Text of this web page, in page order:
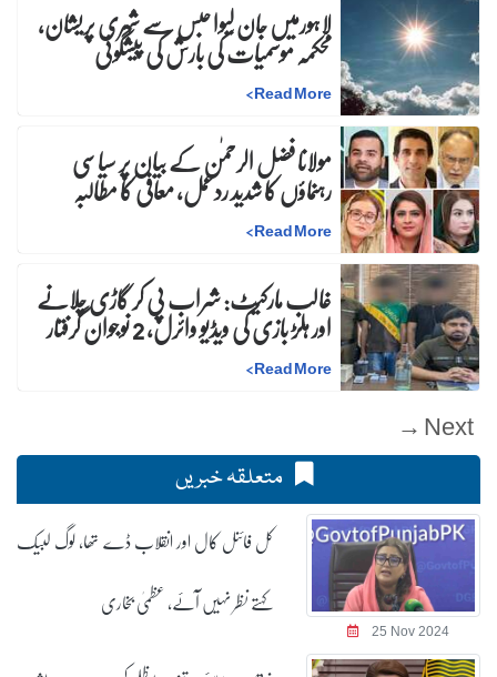
لاہورمیں جان لیوا حبس سے شہری پریشان،
محکمہ موسمیات کی بارش کی پیشگوئی
Read More
>
مولانا فضل الرحمٰن کے بیان پر سیاسی
رہنماؤں کا شدید ردعمل، معافی کا مطالبہ
Read More
>
غالب مارکیٹ: شراب پی کر گاڑی چلانے
اور ہلڑ بازی کی ویڈیو وائرل، 2 نوجوان گرفتار
Read More
>
Next →
متعلقہ خبریں
25 Nov 2024
کل فائنل کال اور انقلاب ڈے تھا، لوگ لبیک
کہتے نظر نہیں آئے، عظمیٰ بخاری